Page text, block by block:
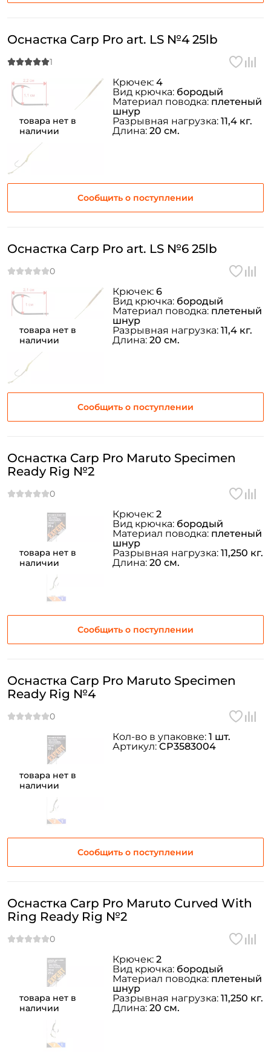
товара нет в
наличии
Оснастка Carp Pro art. LS №4 25lb
Сообщить о поступлении
Крючек: 4
Вид крючка: бородый
Материал поводка: плетеный
шнур
Разрывная нагрузка: 11,4 кг.
Длина: 20 см.
товара нет в
наличии
Оснастка Carp Pro art. LS №6 25lb
Сообщить о поступлении
Крючек: 6
Вид крючка: бородый
Материал поводка: плетеный
шнур
Разрывная нагрузка: 11,4 кг.
Длина: 20 см.
товара нет в
наличии
Оснастка Carp Pro Maruto Specimen
Ready Rig №2
Сообщить о поступлении
Крючек: 2
Вид крючка: бородый
Материал поводка: плетеный
шнур
Разрывная нагрузка: 11,250 кг.
Длина: 20 см.
товара нет в
наличии
Оснастка Carp Pro Maruto Specimen
Ready Rig №4
Сообщить о поступлении
Кол-во в упаковке: 1 шт.
Артикул:CP3583004
товара нет в
наличии
Оснастка Carp Pro Maruto Curved With
Ring Ready Rig №2
Крючек: 2
Вид крючка: бородый
Материал поводка: плетеный
шнур
Разрывная нагрузка: 11,250 кг.
Длина: 20 см.
Создать аккаунт